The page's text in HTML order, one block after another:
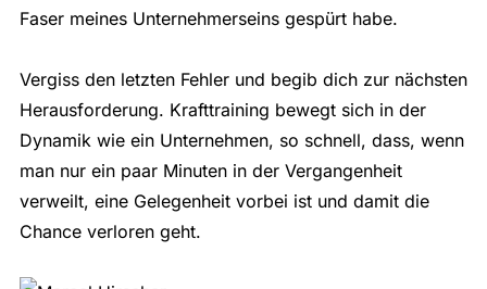
Faser meines Unternehmerseins gespürt habe.
Vergiss den letzten Fehler und begib dich zur nächsten
Herausforderung. Krafttraining bewegt sich in der
Dynamik wie ein Unternehmen, so schnell, dass, wenn
man nur ein paar Minuten in der Vergangenheit
verweilt, eine Gelegenheit vorbei ist und damit die
Chance verloren geht.